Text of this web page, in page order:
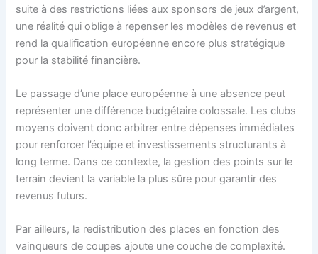
suite à des restrictions liées aux sponsors de jeux d’argent,
une réalité qui oblige à repenser les modèles de revenus et
rend la qualification européenne encore plus stratégique
pour la stabilité financière.
Le passage d’une place européenne à une absence peut
représenter une différence budgétaire colossale. Les clubs
moyens doivent donc arbitrer entre dépenses immédiates
pour renforcer l’équipe et investissements structurants à
long terme. Dans ce contexte, la gestion des points sur le
terrain devient la variable la plus sûre pour garantir des
revenus futurs.
Par ailleurs, la redistribution des places en fonction des
vainqueurs de coupes ajoute une couche de complexité.